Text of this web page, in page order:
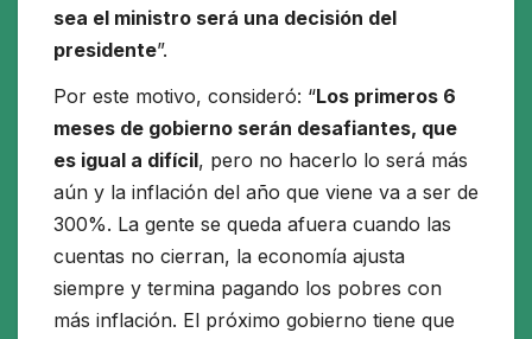
sea el ministro será una decisión del
presidente”.
Por este motivo, consideró: “Los primeros 6
meses de gobierno serán desafiantes, que
es igual a difícil, pero no hacerlo lo será más
aún y la inflación del año que viene va a ser de
300%. La gente se queda afuera cuando las
cuentas no cierran, la economía ajusta
siempre y termina pagando los pobres con
más inflación. El próximo gobierno tiene que